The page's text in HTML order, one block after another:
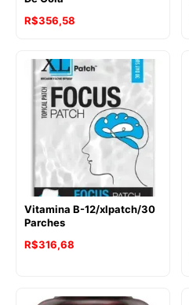
R$356,58
Vitamina B-12/xlpatch/30
Parches
R$316,68